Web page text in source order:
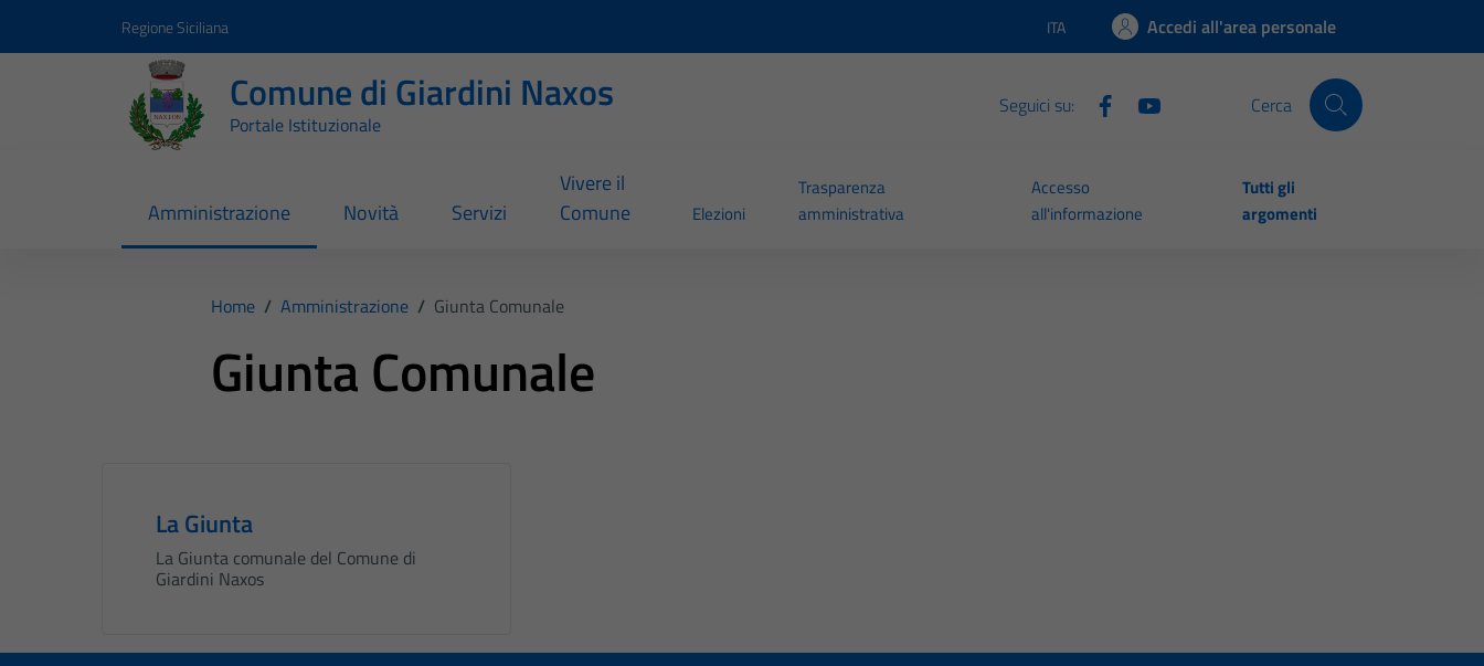
Regione Siciliana Lingua attiva:
ITA Accedi all'area personale
Comune di Giardini Naxos
Portale Istituzionale
Seguici su: Cerca
Amministrazione Novità Servizi
Vivere il
Comune
Elezioni
Trasparenza
amministrativa
Accesso
all'informazione
Tutti gli
argomenti
Home / Amministrazione / Giunta Comunale
Giunta Comunale
La Giunta
La Giunta comunale del Comune di
Giardini Naxos